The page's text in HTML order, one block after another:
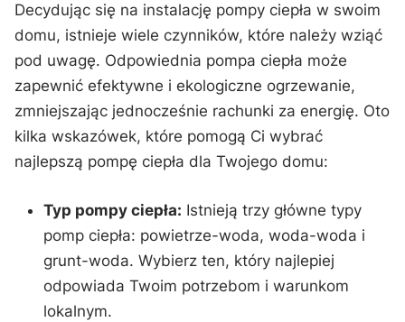
Decydując się na instalację ‍pompy ciepła⁤ w swoim
‍domu, istnieje wiele czynników, które należy wziąć
pod uwagę.⁢ Odpowiednia pompa ciepła ⁣może⁤
zapewnić efektywne i ekologiczne ogrzewanie,
zmniejszając jednocześnie rachunki za energię. Oto
kilka wskazówek,​ które pomogą Ci wybrać
najlepszą pompę ciepła dla Twojego⁢ domu:
Typ pompy ciepła: Istnieją trzy ⁤główne‌ typy
⁣pomp ciepła: powietrze-woda,⁣ woda-woda i
‌grunt-woda. Wybierz ten, który najlepiej
odpowiada Twoim potrzebom⁤ i warunkom
lokalnym.